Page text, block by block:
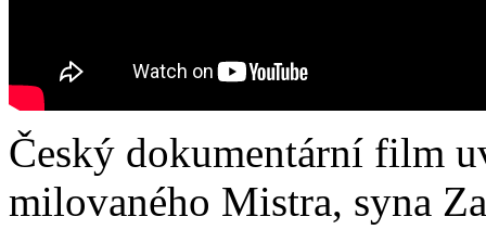
Český dokumentární film
milovaného Mistra, syna